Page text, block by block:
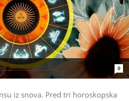
0
iz snova. Pred tri horoskopska